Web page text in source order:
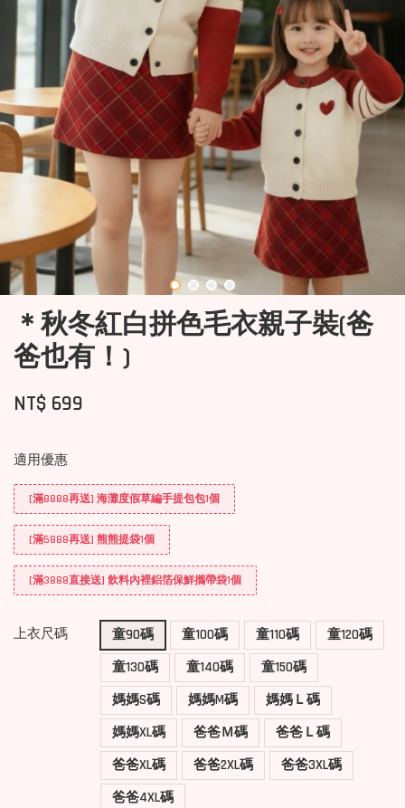
＊秋冬紅白拼色毛衣親子裝(爸
爸也有！)
NT$ 699
適用優惠
[滿8888再送] 海灘度假草編手提包包1個
[滿5888再送] 熊熊提袋1個
[滿3888直接送] 飲料內裡鋁箔保鮮攜帶袋1個
上衣尺碼 童90碼 童100碼 童110碼
童120碼
童130碼
童140碼
童150碼
媽媽S碼
媽媽M碼
媽媽Ｌ碼
媽媽XL碼
爸爸Ｍ碼
爸爸Ｌ碼
爸爸XL碼
爸爸2XL碼
爸爸3XL碼
爸爸4XL碼